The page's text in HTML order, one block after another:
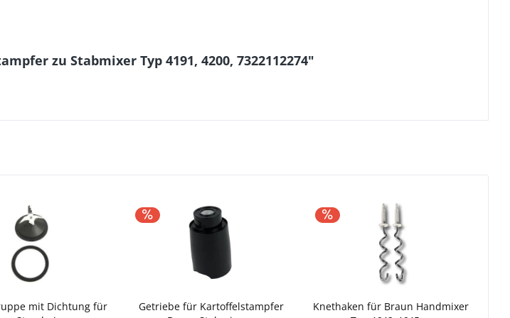
zu Stabmixer Typ 4191, 4200, 7322112274"
mit Dichtung für
Getriebe für Kartoffelstampfer
Knethaken für Braun Handmixer